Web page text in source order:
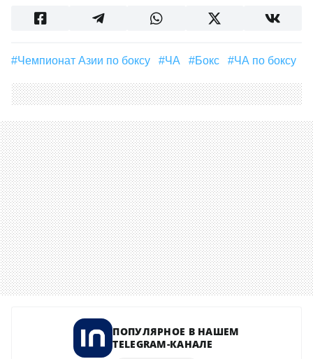
#Чемпионат Азии по боксу #ЧА #Бокс #ЧА по боксу